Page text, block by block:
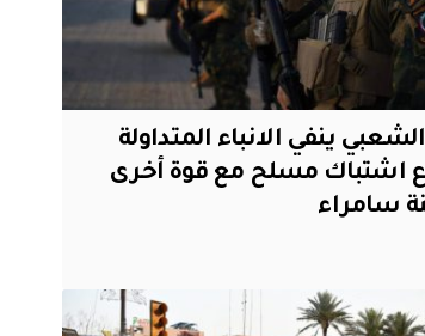
ينفي الانباء المتداولة
اشتباك مسلح مع قوة أخرى
سامراء